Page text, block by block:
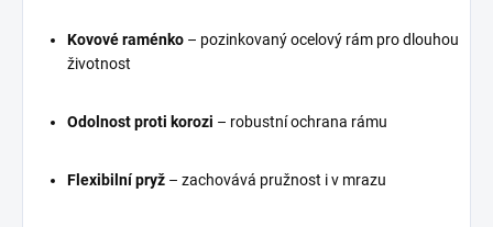
Kovové raménko – pozinkovaný ocelový rám pro dlouhou
životnost
Odolnost proti korozi – robustní ochrana rámu
Flexibilní pryž – zachovává pružnost i v mrazu